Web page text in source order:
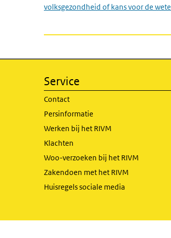
volksgezondheid of kans voor de
Service
Contact
Persinformatie
Werken bij het RIVM
Klachten
Woo-verzoeken bij het RIVM
Zakendoen met het RIVM
Huisregels sociale media